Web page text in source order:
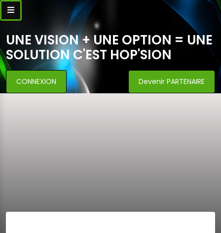
UNE VISION + UNE OPTION = UNE
SOLUTION C'EST HOP'SION
CONNEXION Devenir PARTENAIRE